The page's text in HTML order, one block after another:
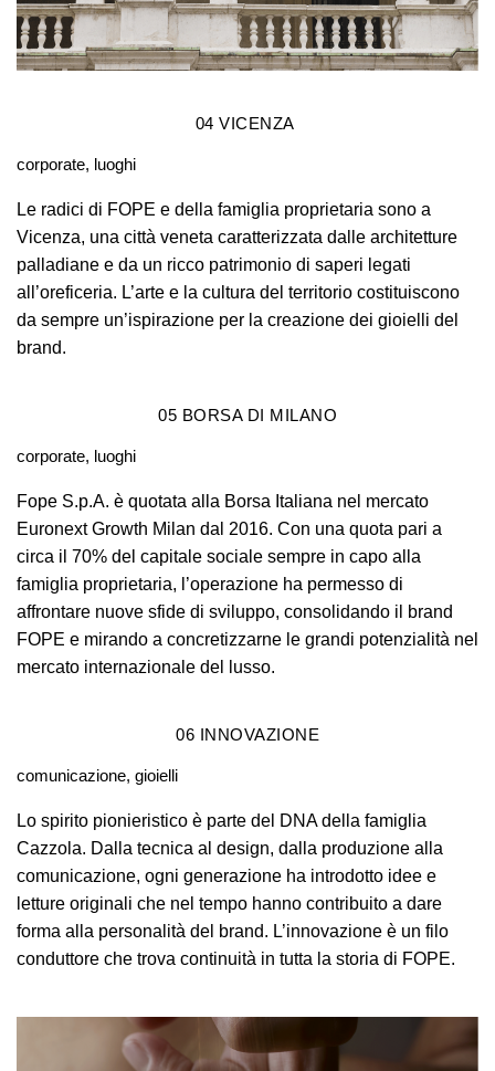
04VICENZA
corporate, luoghi
Le radici di FOPE e della famiglia proprietaria sono a
Vicenza, una città veneta caratterizzata dalle architetture
palladiane e da un ricco patrimonio di saperi legati
all’oreficeria. L’arte e la cultura del territorio costituiscono
da sempre un’ispirazione per la creazione dei gioielli del
brand.
05 BORSA DI MILANO
corporate, luoghi
Fope S.p.A. è quotata alla Borsa Italiana nel mercato
Euronext Growth Milan dal 2016. Con una quota pari a
circa il 70% del capitale sociale sempre in capo alla
famiglia proprietaria, l’operazione ha permesso di
affrontare nuove sfide di sviluppo, consolidando il brand
FOPE e mirando a concretizzarne le grandi potenzialità nel
mercato internazionale del lusso.
06 INNOVAZIONE
comunicazione, gioielli
Lo spirito pionieristico è parte del DNA della famiglia
Cazzola. Dalla tecnica al design, dalla produzione alla
comunicazione, ogni generazione ha introdotto idee e
letture originali che nel tempo hanno contribuito a dare
forma alla personalità del brand. L’innovazione è un filo
conduttore che trova continuità in tutta la storia di FOPE.